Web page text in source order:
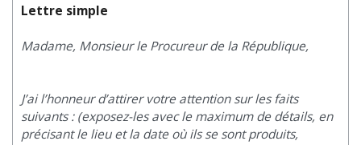
Lettre simple
Madame, Monsieur le Procureur de la République,
J’ai l’honneur d’attirer votre attention sur les faits
suivants : (exposez-les avec le maximum de détails, en
précisant le lieu et la date où ils se sont produits,